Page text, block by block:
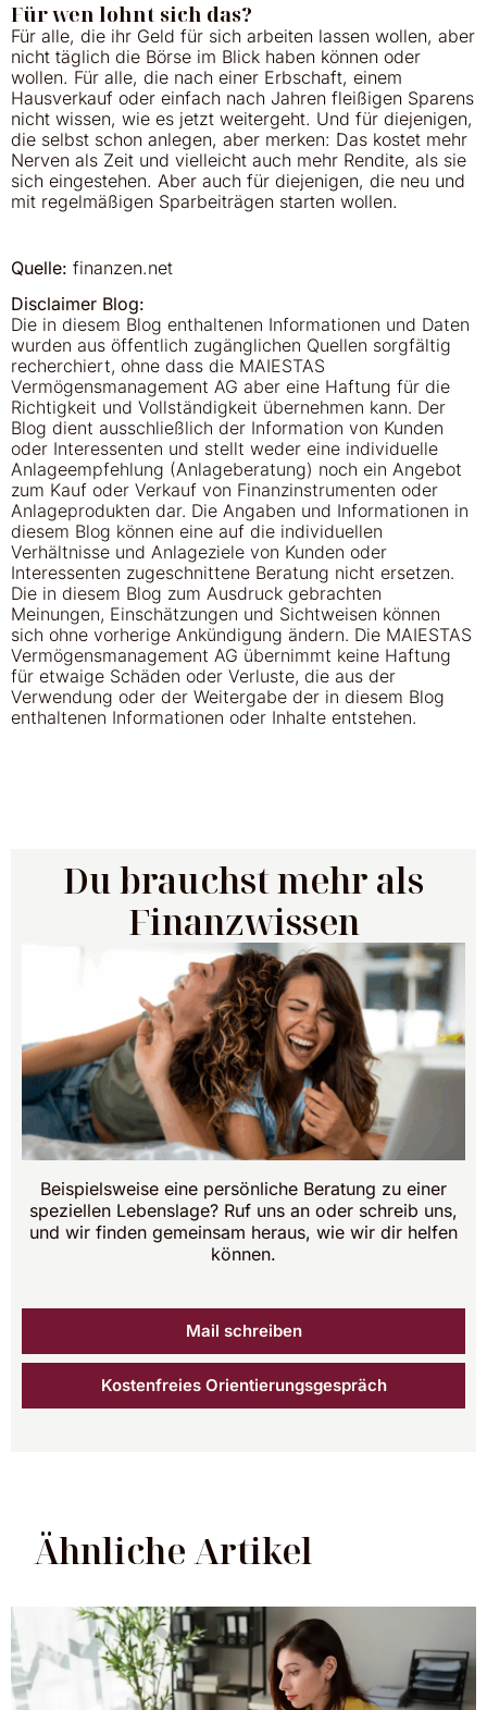
Für wen lohnt sich das?
Für alle, die ihr Geld für sich arbeiten lassen wollen, aber
nicht täglich die Börse im Blick haben können oder
wollen. Für alle, die nach einer Erbschaft, einem
Hausverkauf oder einfach nach Jahren fleißigen Sparens
nicht wissen, wie es jetzt weitergeht. Und für diejenigen,
die selbst schon anlegen, aber merken: Das kostet mehr
Nerven als Zeit und vielleicht auch mehr Rendite, als sie
sich eingestehen. Aber auch für diejenigen, die neu und
mit regelmäßigen Sparbeiträgen starten wollen.
Quelle: finanzen.net
Disclaimer Blog:
Die in diesem Blog enthaltenen Informationen und Daten
wurden aus öffentlich zugänglichen Quellen sorgfältig
recherchiert, ohne dass die MAIESTAS
Vermögensmanagement AG aber eine Haftung für die
Richtigkeit und Vollständigkeit übernehmen kann. Der
Blog dient ausschließlich der Information von Kunden
oder Interessenten und stellt weder eine individuelle
Anlageempfehlung (Anlageberatung) noch ein Angebot
zum Kauf oder Verkauf von Finanzinstrumenten oder
Anlageprodukten dar. Die Angaben und Informationen in
diesem Blog können eine auf die individuellen
Verhältnisse und Anlageziele von Kunden oder
Interessenten zugeschnittene Beratung nicht ersetzen.
Die in diesem Blog zum Ausdruck gebrachten
Meinungen, Einschätzungen und Sichtweisen können
sich ohne vorherige Ankündigung ändern. Die MAIESTAS
Vermögensmanagement AG übernimmt keine Haftung
für etwaige Schäden oder Verluste, die aus der
Verwendung oder der Weitergabe der in diesem Blog
enthaltenen Informationen oder Inhalte entstehen.
Du brauchst mehr als
Finanzwissen
Beispielsweise eine persönliche Beratung zu einer
speziellen Lebenslage? Ruf uns an oder schreib uns,
und wir finden gemeinsam heraus, wie wir dir helfen
können.
Mail schreiben
Kostenfreies Orientierungsgespräch
Ähnliche Artikel